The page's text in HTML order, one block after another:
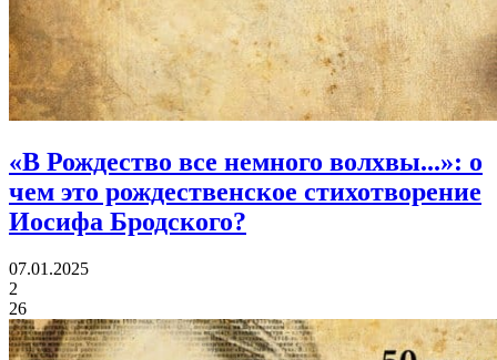
«В Рождество все немного волхвы...»: о
чем это рождественское стихотворение
Иосифа Бродского?
07.01.2025
2
26